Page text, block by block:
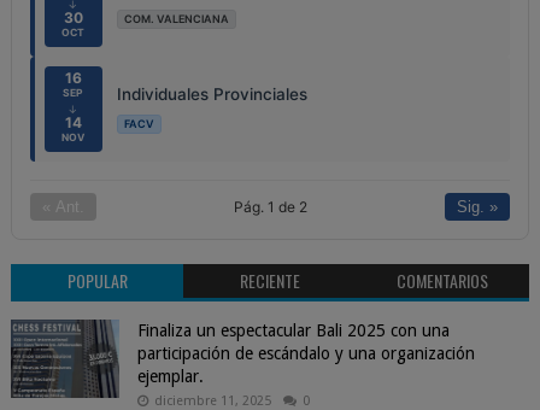
↓
30
OCT
COM. VALENCIANA
16
SEP
↓
14
NOV
Individuales Provinciales
FACV
« Ant. Pág. 1 de 2 Sig. »
POPULAR RECIENTE COMENTARIOS
Finaliza un espectacular Bali 2025 con una
participación de escándalo y una organización
ejemplar.
diciembre 11, 2025 0